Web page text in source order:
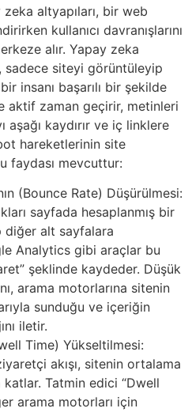
altyapıları, bir web
kullanıcı davranışlarını
alır. Yapay zeka
, sadece siteyi görüntüleyip
insanı başarılı bir şekilde
aktif zaman geçirir, metinleri
aşağı kaydırır ve iç linklere
hareketlerinin site
faydası mevcuttur:
(Bounce Rate) Düşürülmesi:
sayfada hesaplanmış bir
diğer alt sayfalara
Analytics gibi araçlar bu
şeklinde kaydeder. Düşük
arama motorlarına sitenin
sunduğu ve içeriğin
iletir.
Time) Yükseltilmesi:
akışı, sitenin ortalama
katlar. Tatmin edici “Dwell
arama motorları için